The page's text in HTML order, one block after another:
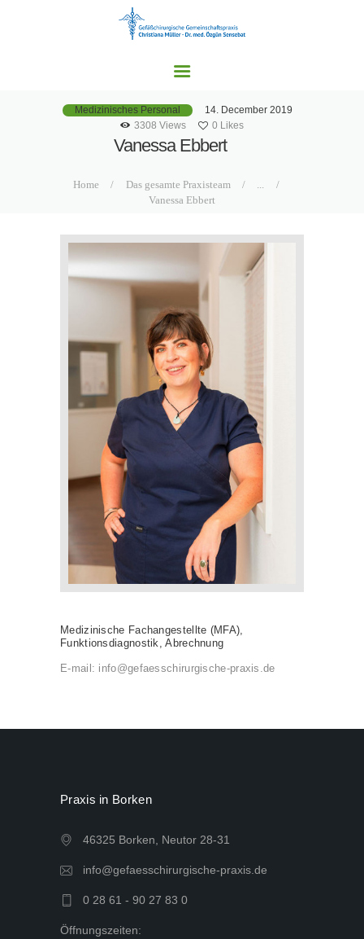
Medizinisches Personal
14. December 2019
3308 Views 0 Likes
Vanessa Ebbert
Home Das gesamte Praxisteam
...
Vanessa Ebbert
UNSERE PRAXEN
LEISTUNGSSPEKTRU
AKTUELLES
KONTAKT
Medizinische Fachangestellte (MFA),
Funktionsdiagnostik, Abrechnung
E-mail: info@gefaesschirurgische-praxis.de
Praxis in Borken
46325 Borken, Neutor 28-31
info@gefaesschirurgische-praxis.de
0 28 61 - 90 27 83 0
Öffnungszeiten: